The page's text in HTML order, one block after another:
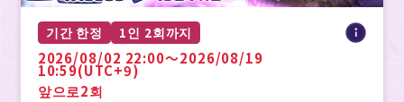
기간 한정 1인 2회까지
2026/08/02 22:00〜2026/08/19
10:59(UTC+9)
앞으로2회